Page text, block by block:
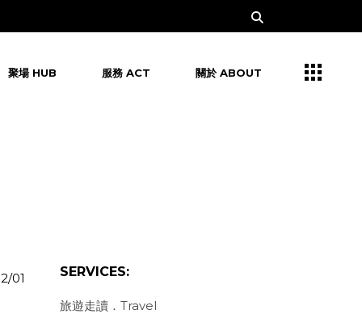
聚場 HUB 服務 ACT 關於 ABOUT
01 SERVICES:
旅遊走讀．Travel